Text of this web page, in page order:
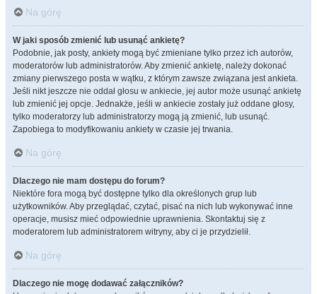
Na górę
W jaki sposób zmienić lub usunąć ankietę?
Podobnie, jak posty, ankiety mogą być zmieniane tylko przez ich autorów,
moderatorów lub administratorów. Aby zmienić ankietę, należy dokonać
zmiany pierwszego posta w wątku, z którym zawsze związana jest ankieta.
Jeśli nikt jeszcze nie oddał głosu w ankiecie, jej autor może usunąć ankietę
lub zmienić jej opcje. Jednakże, jeśli w ankiecie zostały już oddane głosy,
tylko moderatorzy lub administratorzy mogą ją zmienić, lub usunąć.
Zapobiega to modyfikowaniu ankiety w czasie jej trwania.
Na górę
Dlaczego nie mam dostępu do forum?
Niektóre fora mogą być dostępne tylko dla określonych grup lub
użytkowników. Aby przeglądać, czytać, pisać na nich lub wykonywać inne
operacje, musisz mieć odpowiednie uprawnienia. Skontaktuj się z
moderatorem lub administratorem witryny, aby ci je przydzielił.
Na górę
Dlaczego nie mogę dodawać załączników?